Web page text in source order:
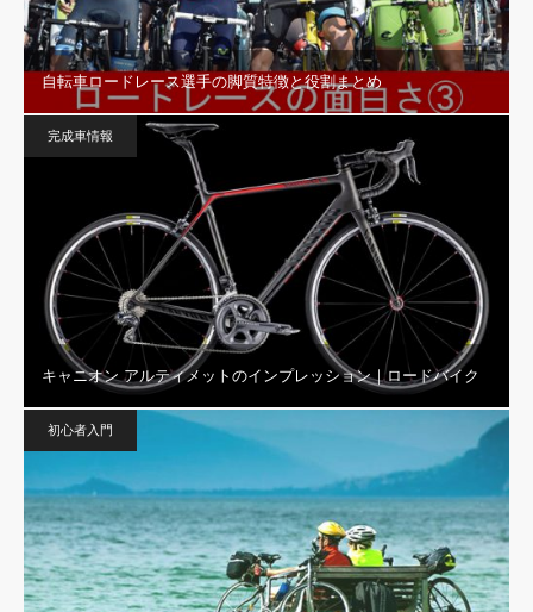
自転車ロードレース選手の脚質特徴と役割まとめ
完成車情報
キャニオン アルティメットのインプレッション｜ロードバイク
初心者入門